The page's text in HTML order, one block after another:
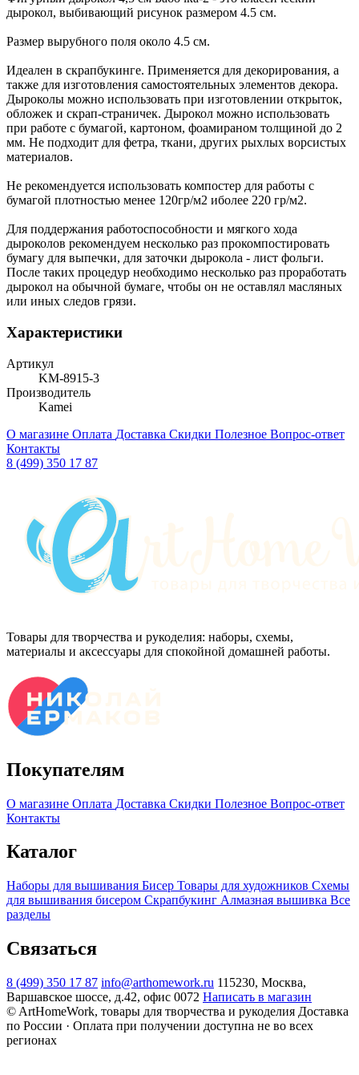
дырокол, выбивающий рисунок размером 4.5 см.
Размер вырубного поля около 4.5 см.
Идеален в скрапбукинге. Применяется для декорирования, а
также для изготовления самостоятельных элементов декора.
Дыроколы можно использовать при изготовлении открыток,
обложек и скрап-страничек. Дырокол можно использовать
при работе с бумагой, картоном, фоамираном толщиной до 2
мм. Не подходит для фетра, ткани, других рыхлых ворсистых
материалов.
Не рекомендуется использовать компостер для работы с
бумагой плотностью менее 120гр/м2 иболее 220 гр/м2.
Для поддержания работоспособности и мягкого хода
дыроколов рекомендуем несколько раз прокомпостировать
бумагу для выпечки, для заточки дырокола - лист фольги.
После таких процедур необходимо несколько раз проработать
дырокол на обычной бумаге, чтобы он не оставлял масляных
или иных следов грязи.
Характеристики
Артикул
KM-8915-3
Производитель
Kamei
О магазине Оплата Доставка Скидки Полезное Вопрос-ответ
Контакты
8 (499) 350 17 87
Товары для творчества и рукоделия: наборы, схемы,
материалы и аксессуары для спокойной домашней работы.
Покупателям
О магазине Оплата Доставка Скидки Полезное Вопрос-ответ
Контакты
Каталог
Наборы для вышивания Бисер Товары для художников Схемы
для вышивания бисером Скрапбукинг Алмазная вышивка Все
разделы
Связаться
8 (499) 350 17 87 info@arthomework.ru 115230, Москва,
Варшавское шоссе, д.42, офис 0072 Написать в магазин
© ArtHomeWork, товары для творчества и рукоделия Доставка
по России · Оплата при получении доступна не во всех
регионах